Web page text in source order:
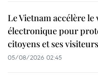
Le Vietnam accélère le
électronique pour
citoyens et ses visiteurs
05/08/2026 02:45